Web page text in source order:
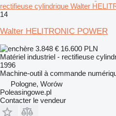
rectifieuse cylindrique Walter
14
Walter HELITRONIC POWER
3.848 € 16.600 PLN
Matériel industriel - rectifieuse
1996
Machine-outil à commande
Pologne, Worów
Poleasingowe.pl
Contacter le vendeur